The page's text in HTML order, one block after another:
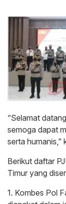
“Selamat
semoga dapat
serta humanis,”
Berikut daftar
Timur yang
1. Kombes Pol